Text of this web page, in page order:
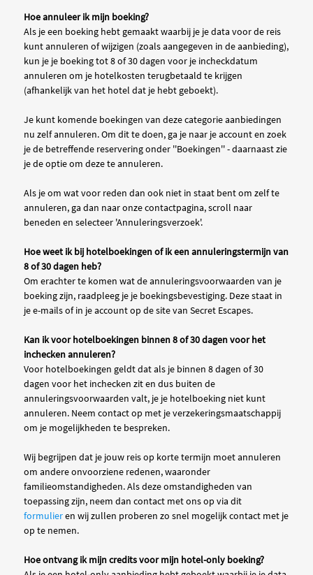
Hoe annuleer ik mijn boeking?
Als je een boeking hebt gemaakt waarbij je je data voor de reis
kunt annuleren of wijzigen (zoals aangegeven in de aanbieding),
kun je je boeking tot 8 of 30 dagen voor je incheckdatum
annuleren om je hotelkosten terugbetaald te krijgen
(afhankelijk van het hotel dat je hebt geboekt).
Je kunt komende boekingen van deze categorie aanbiedingen
nu zelf annuleren. Om dit te doen, ga je naar je account en zoek
je de betreffende reservering onder ''Boekingen'' - daarnaast zie
je de optie om deze te annuleren.
Als je om wat voor reden dan ook niet in staat bent om zelf te
annuleren, ga dan naar onze contactpagina, scroll naar
beneden en selecteer 'Annuleringsverzoek'.
Hoe weet ik bij hotelboekingen of ik een annuleringstermijn van
8 of 30 dagen heb?
Om erachter te komen wat de annuleringsvoorwaarden van je
boeking zijn, raadpleeg je je boekingsbevestiging. Deze staat in
je e-mails of in je account op de site van Secret Escapes.
Kan ik voor hotelboekingen binnen 8 of 30 dagen voor het
inchecken annuleren?
Voor hotelboekingen geldt dat als je binnen 8 dagen of 30
dagen voor het inchecken zit en dus buiten de
annuleringsvoorwaarden valt, je je hotelboeking niet kunt
annuleren. Neem contact op met je verzekeringsmaatschappij
om je mogelijkheden te bespreken.
Wij begrijpen dat je jouw reis op korte termijn moet annuleren
om andere onvoorziene redenen, waaronder
familieomstandigheden. Als deze omstandigheden van
toepassing zijn, neem dan contact met ons op via dit
formulieren wij zullen proberen zo snel mogelijk contact met je
op te nemen.
Hoe ontvang ik mijn credits voor mijn hotel-only boeking?